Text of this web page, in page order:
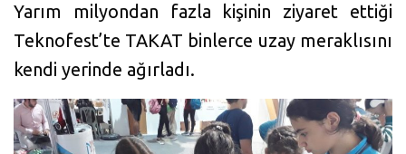
Yarım milyondan fazla kişinin ziyaret ettiği
Teknofest’te TAKAT binlerce uzay meraklısını
kendi yerinde ağırladı.